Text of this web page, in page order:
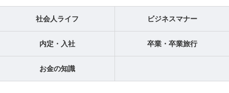
社会人ライフ ビジネスマナー
内定・入社 卒業・卒業旅行
お金の知識